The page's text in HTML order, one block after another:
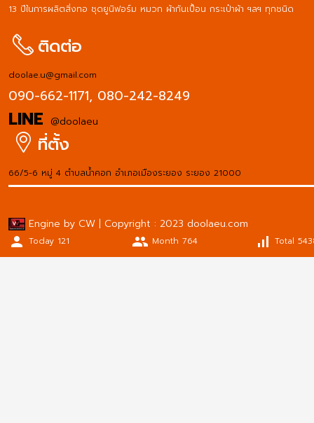
13 ปีในการผลิตสิ่งทอ ชุดยูนิฟอร์ม หมวก ผ้ากันเปื้อน กระเป๋าผ้า ฯลฯ ทุกชนิด
ติดต่อ
doolae.u@gmail.com
090-662-1171, 080-242-8249
LINE @doolaeu
ที่ตั้ง
66/5-6 หมู่ 4 ตำบลน้ำคอก อำเภอเมืองระยอง ระยอง 21000
Engine by CW | Copyright : 2023 doolaeu.com
person Today 121 people Month 764 signal_cellular_alt Total